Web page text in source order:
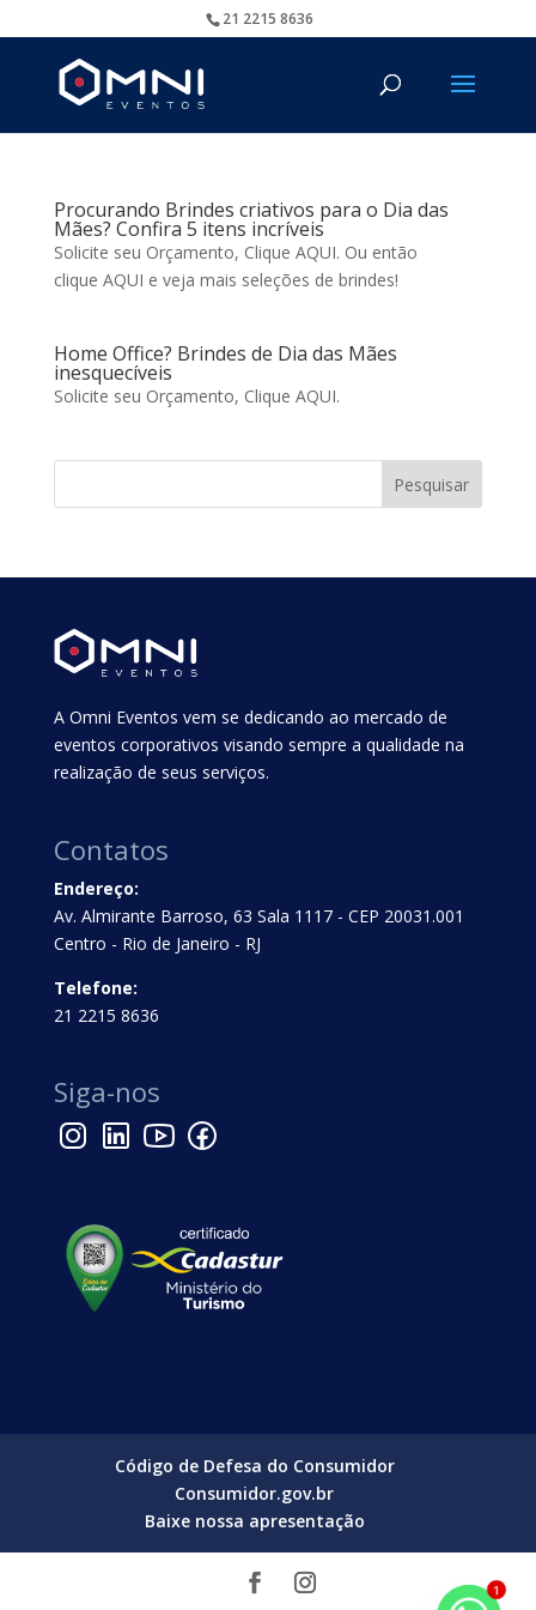
21 2215 8636
Procurando Brindes criativos para o Dia das
Mães? Confira 5 itens incríveis
Solicite seu Orçamento, Clique AQUI. Ou então
clique AQUI e veja mais seleções de brindes!
Home Office? Brindes de Dia das Mães
inesquecíveis
Solicite seu Orçamento, Clique AQUI.
A Omni Eventos vem se dedicando ao mercado de
eventos corporativos visando sempre a qualidade na
realização de seus serviços.
Contatos
Endereço:
Av. Almirante Barroso, 63 Sala 1117 - CEP 20031.001
Centro - Rio de Janeiro - RJ
Telefone:
21 2215 8636
Siga-nos
Código de Defesa do Consumidor
Consumidor.gov.br
Baixe nossa apresentação
1